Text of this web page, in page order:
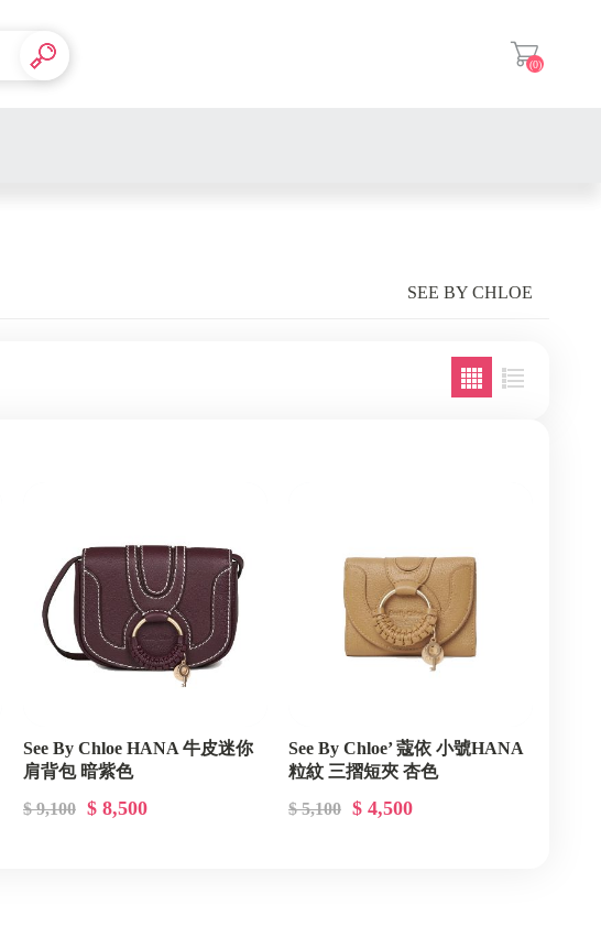
(0)
SEE BY CHLOE
See By Chloe HANA 牛皮迷你
肩背包 暗紫色
$ 9,100 $ 8,500
See By Chloe’ 蔻依 小號HANA
粒紋 三摺短夾 杏色
$ 5,100 $ 4,500